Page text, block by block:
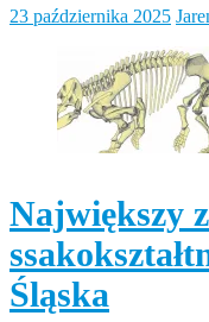
23 października 2025
Największy
Śląska